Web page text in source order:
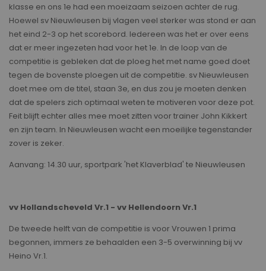
klasse en ons 1e had een moeizaam seizoen achter de rug.
Hoewel sv Nieuwleusen bij vlagen veel sterker was stond er aan
het eind 2-3 op het scorebord. Iedereen was het er over eens
dat er meer ingezeten had voor het 1e. In de loop van de
competitie is gebleken dat de ploeg het met name goed doet
tegen de bovenste ploegen uit de competitie. sv Nieuwleusen
doet mee om de titel, staan 3e, en dus zou je moeten denken
dat de spelers zich optimaal weten te motiveren voor deze pot.
Feit blijft echter alles mee moet zitten voor trainer John Kikkert
en zijn team. In Nieuwleusen wacht een moeilijke tegenstander
zover is zeker.
Aanvang: 14.30 uur, sportpark 'het Klaverblad' te Nieuwleusen
vv Hollandscheveld Vr.1 - vv Hellendoorn Vr.1
De tweede helft van de competitie is voor Vrouwen 1 prima
begonnen, immers ze behaalden een 3-5 overwinning bij vv
Heino Vr.1.